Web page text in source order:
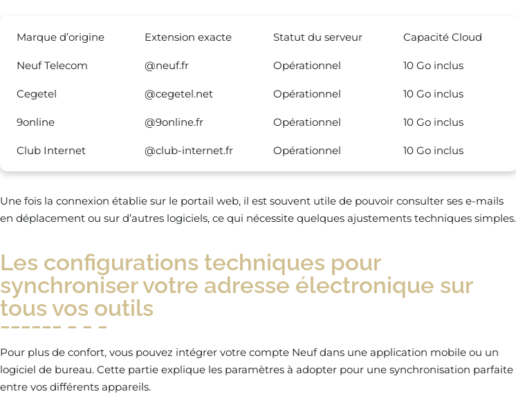
Marque d’origine Extension exacte Statut du serveur Capacité Cloud
Neuf Telecom @neuf.fr Opérationnel 10 Go inclus
Cegetel @cegetel.net Opérationnel 10 Go inclus
9online @9online.fr Opérationnel 10 Go inclus
Club Internet @club-internet.fr Opérationnel 10 Go inclus
Une fois la connexion établie sur le portail web, il est souvent utile de pouvoir consulter ses e-mails
en déplacement ou sur d’autres logiciels, ce qui nécessite quelques ajustements techniques simples.
Les configurations techniques pour
synchroniser votre adresse électronique sur
tous vos outils
Pour plus de confort, vous pouvez intégrer votre compte Neuf dans une application mobile ou un
logiciel de bureau. Cette partie explique les paramètres à adopter pour une synchronisation parfaite
entre vos différents appareils.